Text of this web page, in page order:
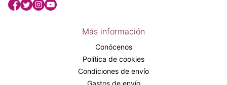
Más información
Conócenos
Política de cookies
Condiciones de envío
Gastos de envío